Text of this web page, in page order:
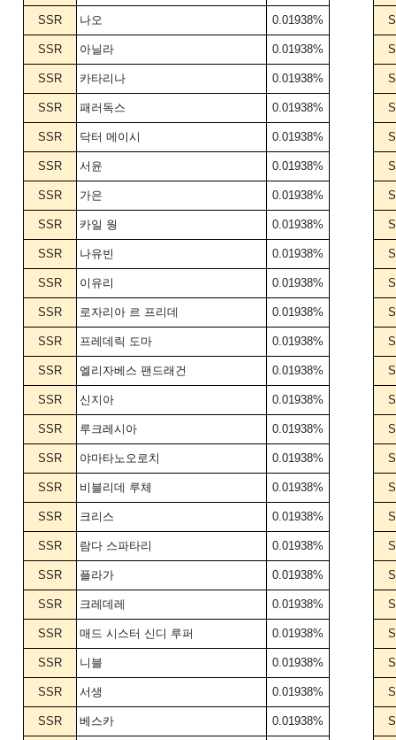
SSR 나오 0.01938%
SSR 아닐라 0.01938%
SSR 카타리나 0.01938%
SSR 패러독스 0.01938%
SSR 닥터 메이시 0.01938%
SSR 서윤 0.01938%
SSR 가은 0.01938%
SSR 카일 웡 0.01938%
SSR 나유빈 0.01938%
SSR 이유리 0.01938%
SSR 로자리아 르 프리데 0.01938%
SSR 프레데릭 도마 0.01938%
SSR 엘리자베스 팬드래건 0.01938%
SSR 신지아 0.01938%
SSR 루크레시아 0.01938%
SSR 야마타노오로치 0.01938%
SSR 비블리데 루체 0.01938%
SSR 크리스 0.01938%
SSR 람다 스파타리 0.01938%
SSR 플라가 0.01938%
SSR 크레데레 0.01938%
SSR 매드 시스터 신디 루퍼 0.01938%
SSR 니블 0.01938%
SSR 서생 0.01938%
SSR 베스카 0.01938%